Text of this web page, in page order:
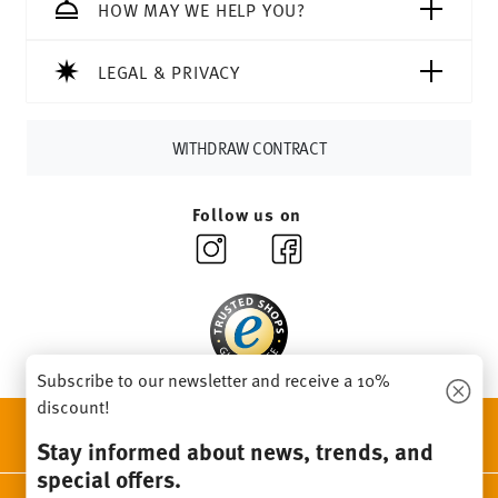
Tracking:You will receive a tracking code by e-mail as
Delivery time: 3-5 working days for delivery within
Germany for items in stock. You can view delivery times to
For returns, please use ourreturns service
HOW MAY WE HELP YOU?
LEGAL & PRIVACY
WITHDRAW CONTRACT
Follow us on
Beauty & functionality for your home
Subscribe to our newsletter and receive a 10%
discount!
Stay informed about news, trends, and
special offers.